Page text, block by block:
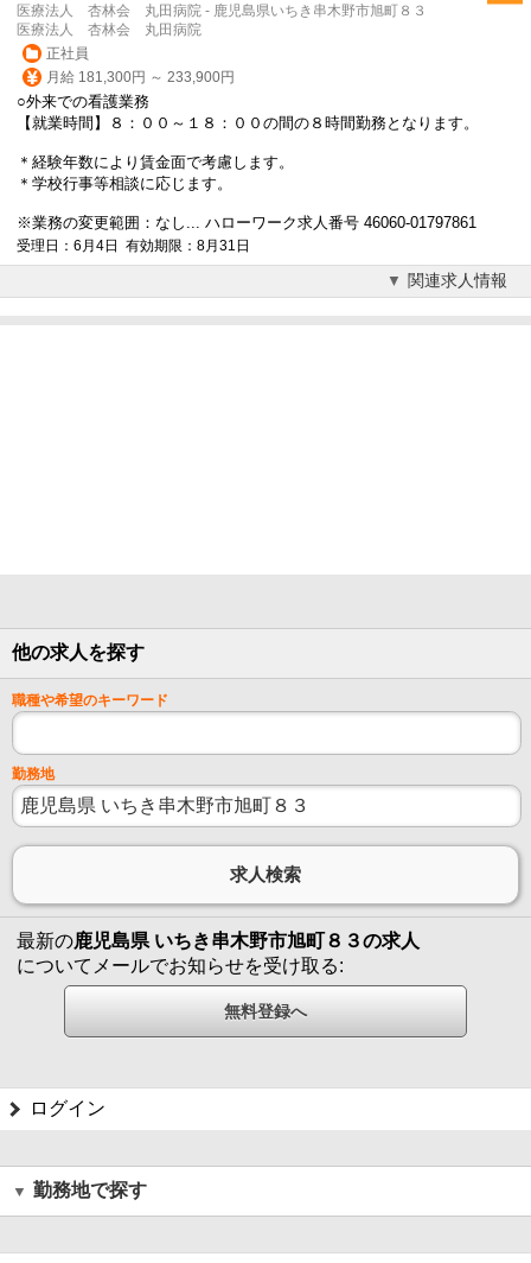
医療法人 杏林会 丸田病院 - 鹿児島県いちき串木野市旭町８３
医療法人 杏林会 丸田病院
正社員
月給 181,300円 ～ 233,900円
○外来での看護業務
【就業時間】８：００～１８：００の間の８時間勤務となります。
＊経験年数により賃金面で考慮します。
＊学校行事等相談に応じます。
※業務の変更範囲：なし... ハローワーク求人番号 46060-01797861
受理日：6月4日 有効期限：8月31日
関連求人情報
他の求人を探す
職種や希望のキーワード
勤務地
最新の鹿児島県 いちき串木野市旭町８３の求人
についてメールでお知らせを受け取る:
ログイン
勤務地で探す